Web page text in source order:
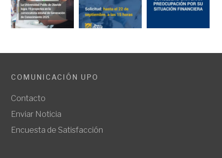
COMUNICACIÓN UPO
Contacto
Enviar Noticia
Encuesta de Satisfacción